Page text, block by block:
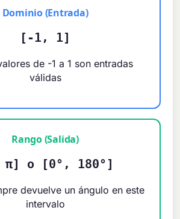
Dominio (Entrada)
[-1, 1]
de -1 a 1 son entradas
válidas
Rango (Salida)
o [0°, 180°]
devuelve un ángulo en este
intervalo